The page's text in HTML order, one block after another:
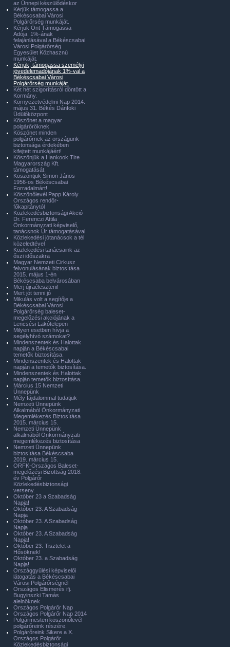
az Ünnepi készülődéskor
Kérjük támogassa a
Békéscsabai Városi
Polgárőrség munkáját.
Kérjük Önt Támogassa
Adója. 1%-ának
felajánlásával a Békéscsabai
Városi Polgárőrség
Egyesület Közhasznú
munkáját.
Kérjük, támogassa személyi
jövedelemadójának 1%-val a
Békéscsabai Városi
Polgárőrség munkáját.
Két hét szigorításról döntött a
Kormány.
Környezetvédelmi Nap 2014.
május 31. Békés Dánfoki
Üdülőközpont
Köszönet a magyar
polgárőröknek
Köszönet minden
polgárőrnek az országunk
biztonsága érdekében
kifejtett munkájáért!
Köszönjük a Hankook Tire
Magyarország Kft.
támogatását.
Köszöntjük Simon János
1956-os Békéscsabai
Forradalmárt!
Köszönőlevél Papp Károly
Országos rendőr-
főkapitánytól
Közlekedésbiztonsági Akció
Dr. Ferenczi Attila
Önkormányzati képviselő,
tanácsnok Úr támogatásával
Közlekedési jótanácsok a tél
közeledtével
Közlekedési tanácsaink az
őszi időszakra
Magyar Nemzeti Cirkusz
felvonulásának biztosítása
2015. május 1-én
Békéscsaba belvárosában
Merj újraéleszteni!
Mert jót tenni jó
Mikulás volt a segítője a
Békéscsabai Városi
Polgárőrség baleset-
megelőzési akciójának a
Lencsési Lakótelepen
Milyen esetben hívja a
segélyhívó számokat?
Mindenszentek és Halottak
napján a Békéscsabai
temetők biztosítása.
Mindenszentek és Halottak
napján a temetők biztosítása.
Mindenszentek és Halottak
napján temetők biztosítása.
Március 15 Nemzeti
Ünnepünk
Mély fájdalommal tudatjuk
Nemzeti Ünnepünk
Alkalmából Önkormányzati
Megemlékezés Biztosítása
2015. március 15.
Nemzeti Ünnepünk
alkalmából Önkormányzati
megemlékezés biztosítása
Nemzeti Ünnepünk
biztosítása Békéscsaba
2019. március 15.
ORFK-Országos Baleset-
megelőzési Bizottság 2018.
év Polgárőr
Közlekedésbiztonsági
verseny.
Október 23 a Szabadság
Napja!
Október 23. A Szabadság
Napja
Október 23. A Szabadság
Napja
Október 23. A Szabadság
Napja!
Október 23. Tisztelet a
Hősöknek!
Október 23. a Szabadság
Napja!
Országgyűlési képviselői
látogatás a Békéscsabai
Városi Polgárőrségnél
Országos Elismerés ifj.
Bugyinszki Tamás
alelnöknek
Országos Polgárőr Nap
Országos Polgárőr Nap 2014
Polgármesteri köszönőlevél
polgárőreink részére.
Polgárőreink Sikere a X.
Országos Polgárőr
Közlekedésbiztonsági